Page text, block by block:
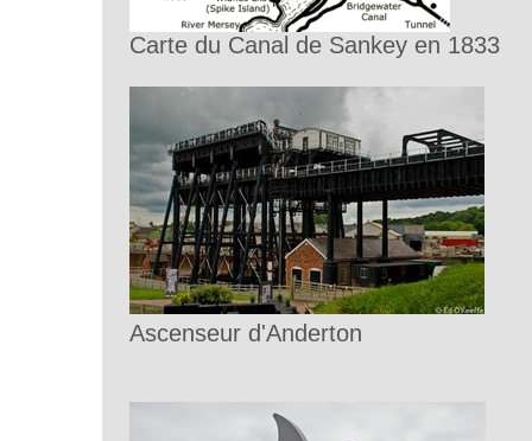
Carte du Canal de Sankey en 1833
Ascenseur d'Anderton